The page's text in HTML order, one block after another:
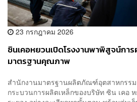
23 กรกฎาคม 2026
ซินเคอหยวนเปิดโรงงานพาพิสูจน์กา
มาตรฐานคุณภาพ
สำนักงานมาตรฐานผลิตภัณฑ์อุตสาหกรร
กระบวนการผลิตเหล็กของบริษัท ซิน เคอ